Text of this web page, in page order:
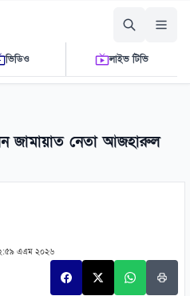
PROTTASHA
ভিডিও লাইভ টিভি
জামায়াত নেতা আজহারুল
এএম ২০২৬